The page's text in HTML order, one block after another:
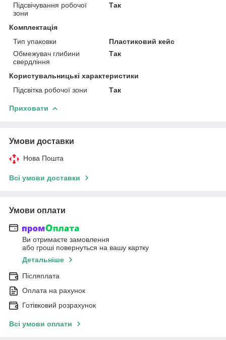
Підсвічування робочої
зони
Так
Комплектація
Тип упаковки
Пластиковий кейс
Обмежувач глибини
свердління
Так
Користувальницькі характеристики
Підсвітка робочої зони
Так
Приховати
Умови доставки
Нова Пошта
Всі умови доставки
Умови оплати
Ви отримаєте замовлення
або гроші повернуться на вашу картку
Детальніше
Післяплата
Оплата на рахунок
Готівковий розрахунок
Всі умови оплати